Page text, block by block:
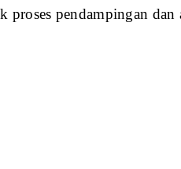
proses pendampingan dan